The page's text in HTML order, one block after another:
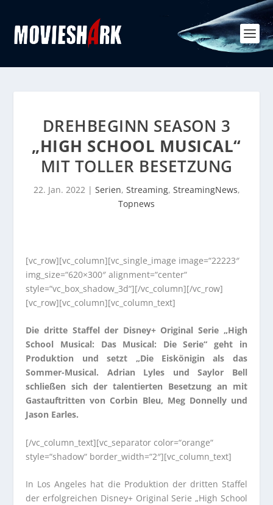
DREHBEGINN SEASON 3
„HIGH SCHOOL MUSICAL“
MIT TOLLER BESETZUNG
22. Jan. 2022| Serien, Streaming, StreamingNews,
Topnews
[vc_row][vc_column][vc_single_image image=“22223″
img_size=“620×300″ alignment=“center“
style=“vc_box_shadow_3d“][/vc_column][/vc_row]
[vc_row][vc_column][vc_column_text]
Die dritte Staffel der Disney+ Original Serie „High
School Musical: Das Musical: Die Serie“ geht in
Produktion und setzt „Die Eiskönigin als das
Sommer-Musical. Adrian Lyles und Saylor Bell
schließen sich der talentierten Besetzung an mit
Gastauftritten von Corbin Bleu, Meg Donnelly und
Jason Earles.
[/vc_column_text][vc_separator color=“orange“
style=“shadow“ border_width=“2″][vc_column_text]
In Los Angeles hat die Produktion der dritten Staffel
der erfolgreichen Disney+ Original Serie „High School